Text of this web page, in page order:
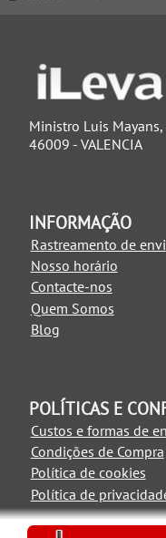
Ministro Luis Mayans,
46009 - VALENCIA
INFORMAÇÃO
Rastreamento de
Nosso horário
Contacte-nos
Quem Somos
Blog
POLÍTICAS E
Custos e formas de
Condições de Compra
Política de cookies
Política de